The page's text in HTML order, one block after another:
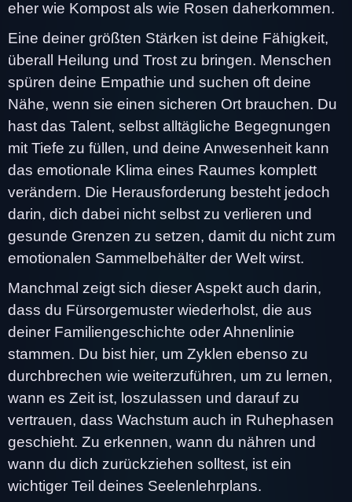
eher wie Kompost als wie Rosen daherkommen.
Eine deiner größten Stärken ist deine Fähigkeit,
überall Heilung und Trost zu bringen. Menschen
spüren deine Empathie und suchen oft deine
Nähe, wenn sie einen sicheren Ort brauchen. Du
hast das Talent, selbst alltägliche Begegnungen
mit Tiefe zu füllen, und deine Anwesenheit kann
das emotionale Klima eines Raumes komplett
verändern. Die Herausforderung besteht jedoch
darin, dich dabei nicht selbst zu verlieren und
gesunde Grenzen zu setzen, damit du nicht zum
emotionalen Sammelbehälter der Welt wirst.
Manchmal zeigt sich dieser Aspekt auch darin,
dass du Fürsorgemuster wiederholst, die aus
deiner Familiengeschichte oder Ahnenlinie
stammen. Du bist hier, um Zyklen ebenso zu
durchbrechen wie weiterzuführen, um zu lernen,
wann es Zeit ist, loszulassen und darauf zu
vertrauen, dass Wachstum auch in Ruhephasen
geschieht. Zu erkennen, wann du nähren und
wann du dich zurückziehen solltest, ist ein
wichtiger Teil deines Seelenlehrplans.